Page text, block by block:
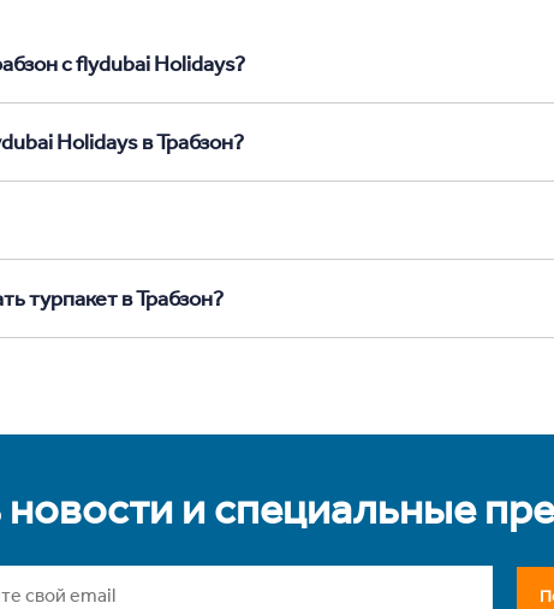
с flydubai Holidays?
Holidays в Трабзон?
турпакет в Трабзон?
новости и специальные